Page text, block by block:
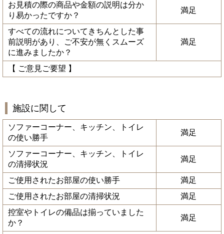
お見積の際の商品や金額の説明は分か
り易かったですか？
満足
すべての流れについてきちんとした事
前説明があり、ご不安が無くスムーズ
に進みましたか？
満足
【 ご意見ご要望 】
施設に関して
ソファーコーナー、キッチン、トイレ
の使い勝手
満足
ソファーコーナー、キッチン、トイレ
の清掃状況
満足
ご使用されたお部屋の使い勝手
満足
ご使用されたお部屋の清掃状況
満足
控室やトイレの備品は揃っていました
か？
満足